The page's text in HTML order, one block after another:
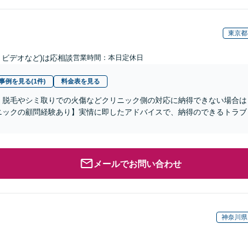
東京都
デオなど)は応相談営業時間：本日定休日
例を見る(1件) 料金表を見る
毛やシミ取りでの火傷などクリニック側の対応に納得できない場合は
クの顧問経験あり】実情に即したアドバイスで、納得のできるトラブ
メールでお問い合わせ
神奈川県